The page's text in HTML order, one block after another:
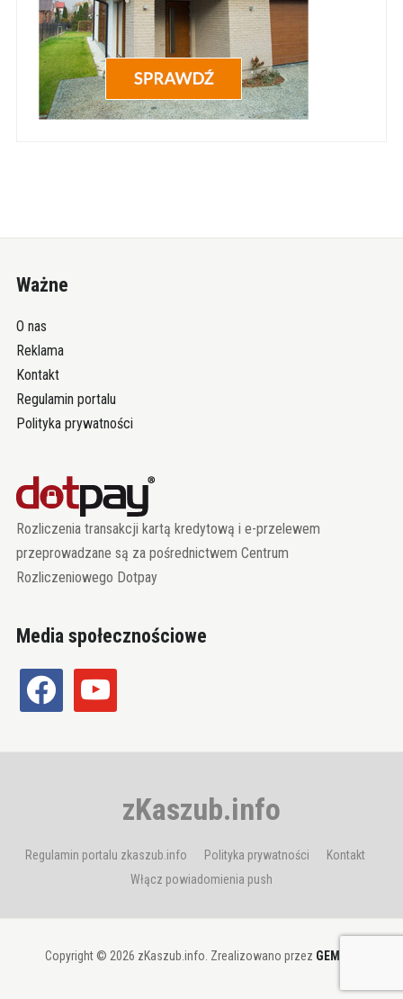
Ważne
O nas
Reklama
Kontakt
Regulamin portalu
Polityka prywatności
Rozliczenia transakcji kartą kredytową i e-przelewem
przeprowadzane są za pośrednictwem Centrum
Rozliczeniowego Dotpay
Media społecznościowe
facebook youtube
zKaszub.info
Regulamin portalu zkaszub.info Polityka prywatności
Kontakt
Włącz powiadomienia push
Copyright © 2026 zKaszub.info. Zrealizowano przez GEMBIT